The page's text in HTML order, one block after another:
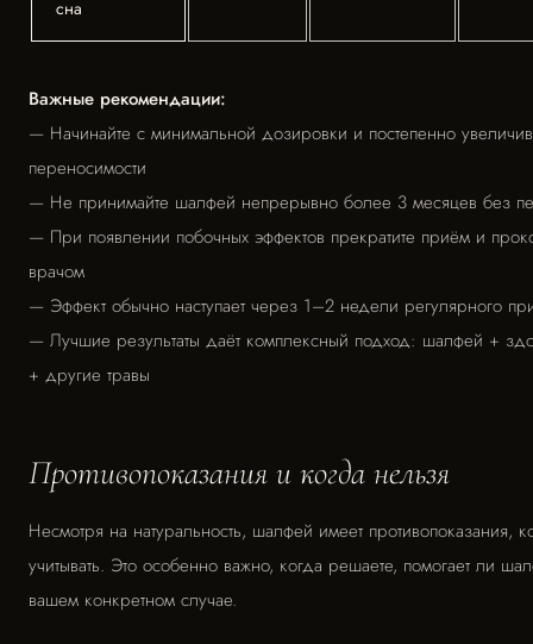
сна
Важные рекомендации:
— Начинайте с минимальной дозировки и постепенно
переносимости
— Не принимайте шалфей непрерывно более 3 месяцев без
— При появлении побочных эффектов прекратите приём и
врачом
— Эффект обычно наступает через 1–2 недели регулярного
— Лучшие результаты даёт комплексный подход: шалфей +
+ другие травы
Противопоказания и когда нельзя
Несмотря на натуральность, шалфей имеет противопоказания,
учитывать. Это особенно важно, когда решаете, помогает ли
вашем конкретном случае.